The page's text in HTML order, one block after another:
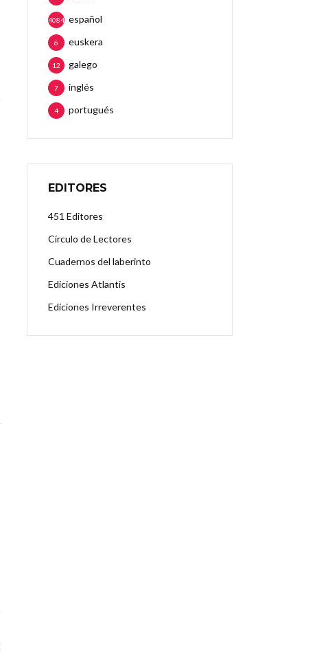
español
4084
euskera
6
galego
12
inglés
7
portugués
4
EDITORES
451 Editores
Círculo de Lectores
Cuadernos del laberinto
Ediciones Atlantis
Ediciones Irreverentes